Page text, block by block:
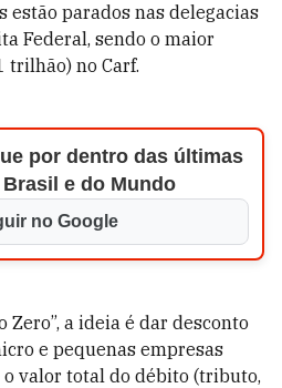
estão parados nas delegacias
Federal, sendo o maior
trilhão) no Carf.
por dentro das últimas
e do Mundo
no Google
Zero”, a ideia é dar desconto
e pequenas empresas
valor total do débito (tributo,